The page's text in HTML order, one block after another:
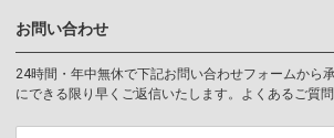
お問い合わせ
24時間・年中無休で下記お問い合わせフォームから
にできる限り早くご返信いたします。よくあるご質